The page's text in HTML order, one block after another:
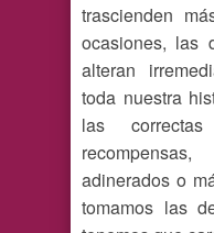
trascienden
ocasiones, las
alteran
toda nuestra
las
adinerados o
tomamos las